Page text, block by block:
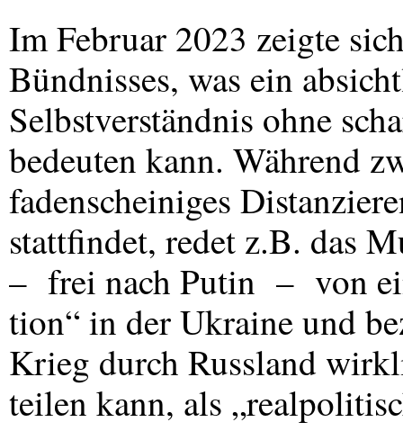
Im Februar 2023 zeigte
Bündnisses, was ein
Selbstverständnis ohne
bedeuten kann. Während
fadenscheiniges
stattfindet, redet z.B. das
– frei nach Putin – von
tion“ in der Ukraine und
Krieg durch Russland
teilen kann, als